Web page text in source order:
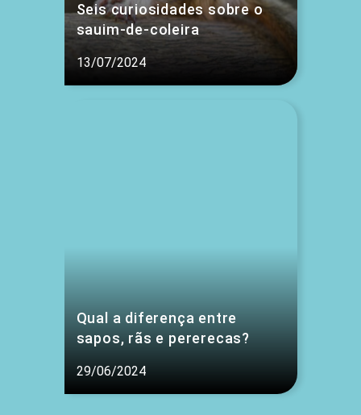
Seis curiosidades sobre o
sauim-de-coleira
13/07/2024
Qual a diferença entre
sapos, rãs e pererecas?
29/06/2024